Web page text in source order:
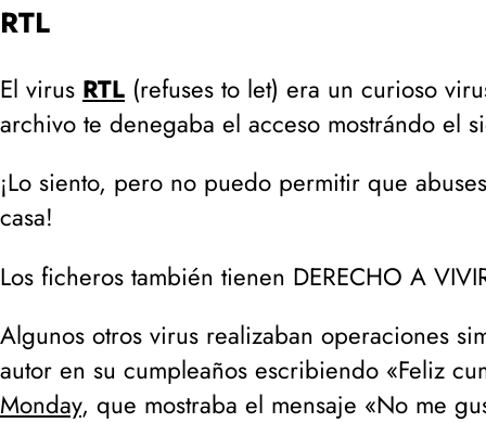
RTL
El virus RTL (refuses to let) era un curioso
archivo te denegaba el acceso mostrándo el
¡Lo siento, pero no puedo permitir que
casa!
Los ficheros también tienen DERECHO A
Algunos otros virus realizaban operaciones
autor en su cumpleaños escribiendo «Feliz
Monday, que mostraba el mensaje «No me